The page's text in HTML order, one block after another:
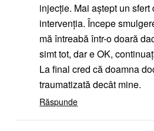
injecție. Mai aștept un
intervenția. Începe
mă întreabă într-o doară
simt tot, dar e OK,
La final cred că doamna
traumatizată decât mine.
Răspunde